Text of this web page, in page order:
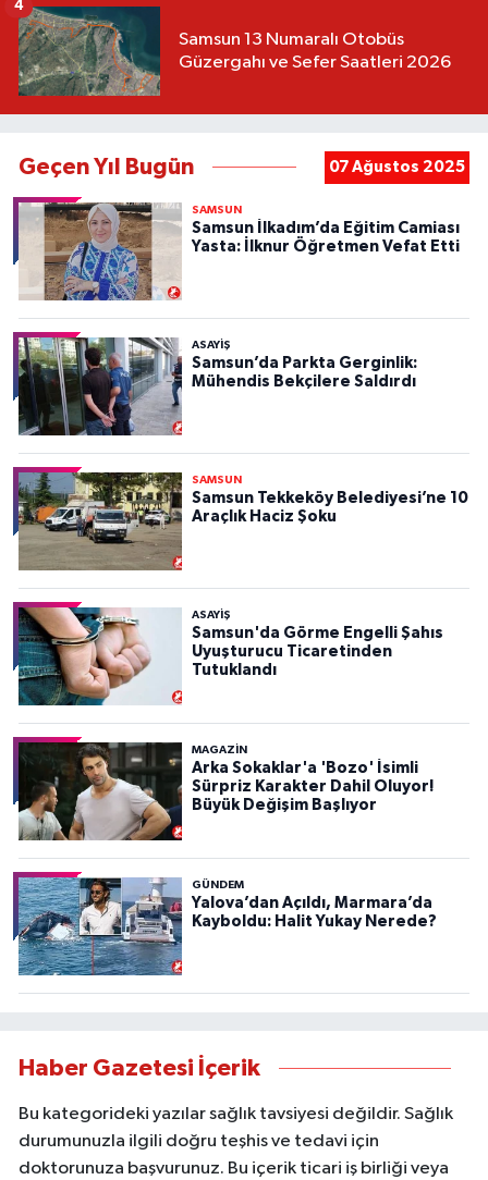
Samsun 13 Numaralı Otobüs
Güzergahı ve Sefer Saatleri 2026
4
Geçen Yıl Bugün 07 Ağustos 2025
SAMSUN
Samsun İlkadım’da Eğitim Camiası
Yasta: İlknur Öğretmen Vefat Etti
ASAYIŞ
Samsun’da Parkta Gerginlik:
Mühendis Bekçilere Saldırdı
SAMSUN
Samsun Tekkeköy Belediyesi’ne 10
Araçlık Haciz Şoku
ASAYIŞ
Samsun'da Görme Engelli Şahıs
Uyuşturucu Ticaretinden
Tutuklandı
MAGAZİN
Arka Sokaklar'a 'Bozo' İsimli
Sürpriz Karakter Dahil Oluyor!
Büyük Değişim Başlıyor
GÜNDEM
Yalova’dan Açıldı, Marmara’da
Kayboldu: Halit Yukay Nerede?
Haber Gazetesi İçerik
Bu kategorideki yazılar sağlık tavsiyesi değildir. Sağlık
durumunuzla ilgili doğru teşhis ve tedavi için
doktorunuza başvurunuz. Bu içerik ticari iş birliği veya